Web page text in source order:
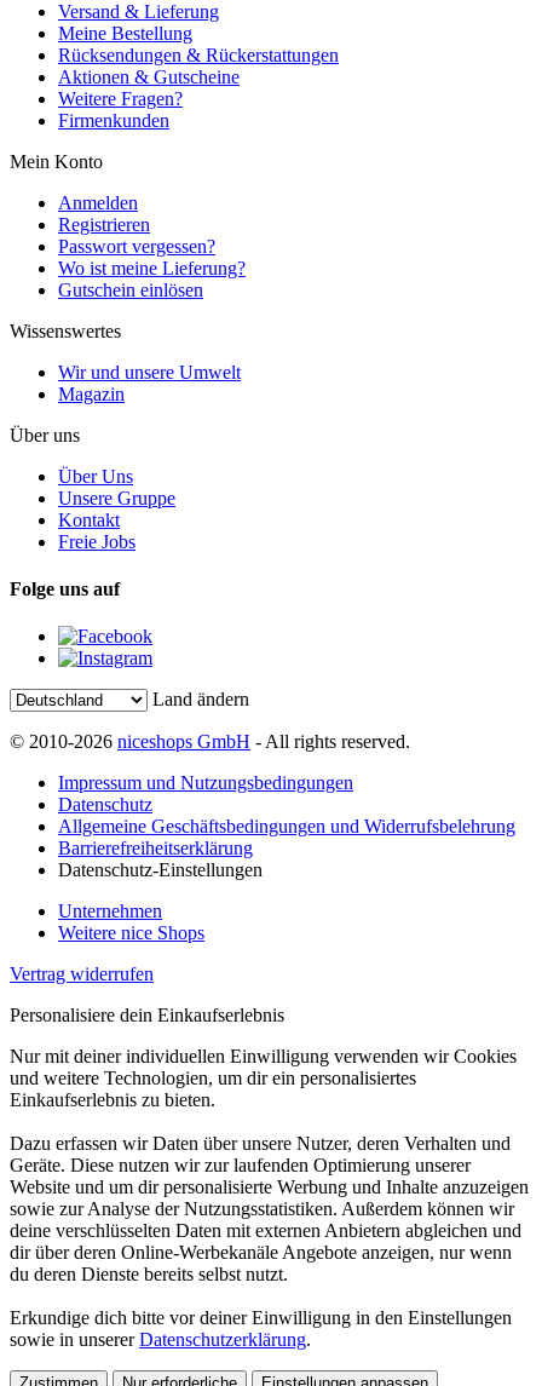
Versand & Lieferung
Meine Bestellung
Rücksendungen & Rückerstattungen
Aktionen & Gutscheine
Weitere Fragen?
Firmenkunden
Mein Konto
Anmelden
Registrieren
Passwort vergessen?
Wo ist meine Lieferung?
Gutschein einlösen
Wissenswertes
Wir und unsere Umwelt
Magazin
Über uns
Über Uns
Unsere Gruppe
Kontakt
Freie Jobs
Folge uns auf
Land ändern
© 2010-2026 niceshops GmbH - All rights reserved.
Impressum und Nutzungsbedingungen
Datenschutz
Allgemeine Geschäftsbedingungen und Widerrufsbelehrung
Barrierefreiheitserklärung
Datenschutz-Einstellungen
Unternehmen
Weitere nice Shops
Vertrag widerrufen
Personalisiere dein Einkaufserlebnis
Nur mit deiner individuellen Einwilligung verwenden wir Cookies
und weitere Technologien, um dir ein personalisiertes
Einkaufserlebnis zu bieten.
Dazu erfassen wir Daten über unsere Nutzer, deren Verhalten und
Geräte. Diese nutzen wir zur laufenden Optimierung unserer
Website und um dir personalisierte Werbung und Inhalte anzuzeigen
sowie zur Analyse der Nutzungsstatistiken. Außerdem können wir
deine verschlüsselten Daten mit externen Anbietern abgleichen und
dir über deren Online-Werbekanäle Angebote anzeigen, nur wenn
du deren Dienste bereits selbst nutzt.
Erkundige dich bitte vor deiner Einwilligung in den Einstellungen
sowie in unsererDatenschutzerklärung.